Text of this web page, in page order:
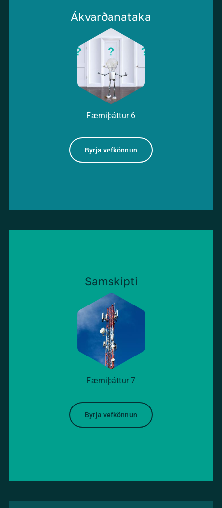
Ákvarðanataka
Færniþáttur6
Byrja vefkönnun
Samskipti
Færniþáttur 7
Byrja vefkönnun